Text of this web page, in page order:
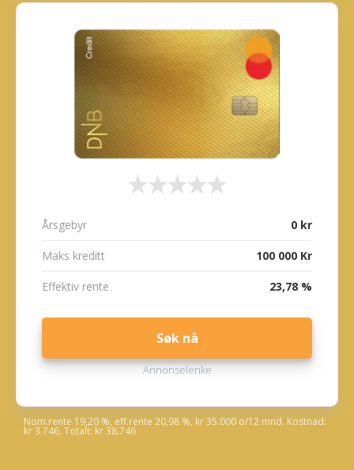
Årsgebyr 0 kr
Maks kreditt 100 000 Kr
Effektiv rente 23,78 %
Søk nå
Annonselenke
Nom.rente 19,20 %, eff.rente 20,98 %, kr 35.000 o/12 mnd. Kostnad:
kr 3.746. Totalt: kr 38.746